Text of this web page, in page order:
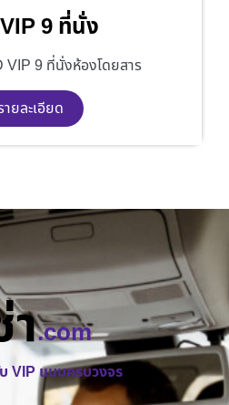
9 ที่นั่ง
VIP 9 ที่นั่งห้องโดยสาร
ยละเอียด
.com
VIP แบบครบวงจร